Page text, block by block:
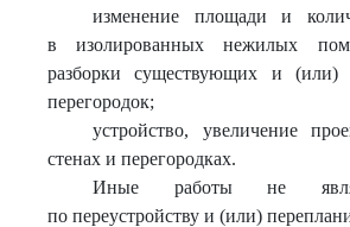
изменение площади и
в изолированных нежилых
разборки существующих и (или)
перегородок;
устройство, увеличение
стенах и перегородках.
Иные работы не
по переустройству и (или)